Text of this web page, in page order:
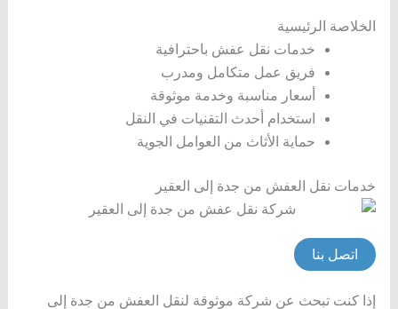
الخلاصة الرئيسية
خدمات نقل عفش باحترافية
فريق عمل متكامل ومدرب
أسعار مناسبة وخدمة موثوقة
استخدام أحدث التقنيات في النقل
حماية الأثاث من العوامل الجوية
خدمات نقل العفش من جدة إلى العقير
اتصل بنا
إذا كنت تبحث عن شركة موثوقة لنقل العفش من جدة إلى